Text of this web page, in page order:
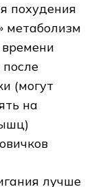
похудения
метаболизм
(могут
на
лучше